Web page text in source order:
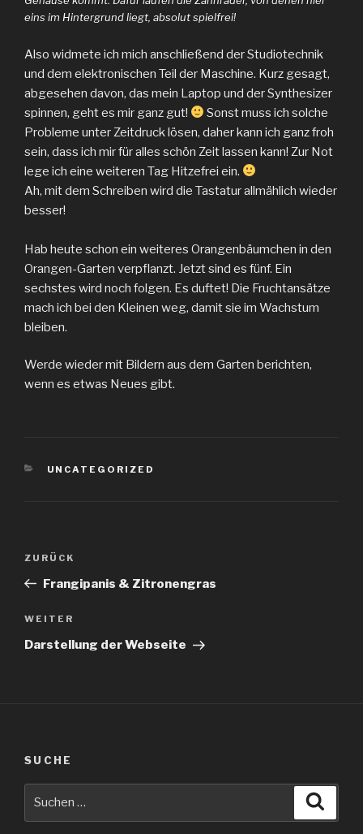
eins im Hintergrund liegt, absolut spielfrei!
Also widmete ich mich anschließend der Studiotechnik
und dem elektronischen Teil der Maschine. Kurz gesagt,
abgesehen davon, das mein Laptop und der Synthesizer
spinnen, geht es mir ganz gut!
Sonst muss ich solche
Probleme unter Zeitdruck lösen, daher kann ich ganz froh
sein, dass ich mir für alles schön Zeit lassen kann! Zur Not
lege ich eine weiteren Tag Hitzefrei ein.
Ah, mit dem Schreiben wird die Tastatur allmählich wieder
besser!
Hab heute schon ein weiteres Orangenbäumchen in den
Orangen-Garten verpflanzt. Jetzt sind es fünf. Ein
sechstes wird noch folgen. Es duftet! Die Fruchtansätze
mach ich bei den Kleinen weg, damit sie im Wachstum
bleiben.
Werde wieder mit Bildern aus dem Garten berichten,
wenn es etwas Neues gibt.
KATEGORIEN
UNCATEGORIZED
Beitragsnavigation
Vorheriger
Beitrag
ZURÜCK
Frangipanis & Zitronengras
Nächster
Beitrag
WEITER
Darstellung der Webseite
SUCHE